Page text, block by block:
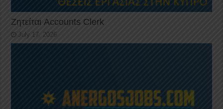
Ζητείται Accounts Clerk
July 17, 2026